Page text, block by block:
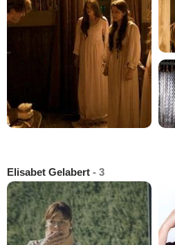
Elisabet Gelabert - 3